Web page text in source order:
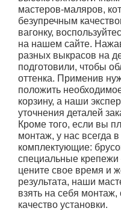
мастеров-маляров,
безупречным
вагонку,
на нашем сайте.
разных выкрасов на
подготовили, чтобы
оттенка. Применив
положить
корзину, а наши
уточнения деталей
Кроме того, если вы
монтаж, у нас всегда
комплектующие:
специальные
цените свое время и
результата, наши
взять на себя
качество установки.